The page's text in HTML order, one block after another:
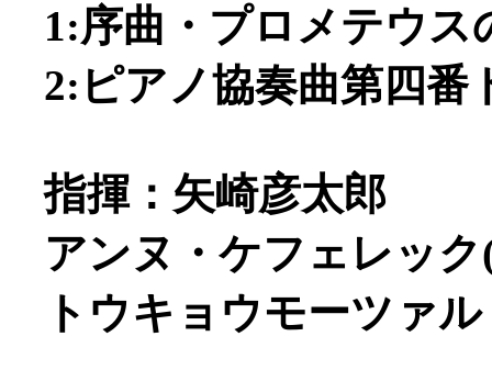
1:序曲・プロメテウス
2:ピアノ協奏曲第四番
指揮：矢崎彦太郎
アンヌ・ケフェレック
トウキョウモーツァ